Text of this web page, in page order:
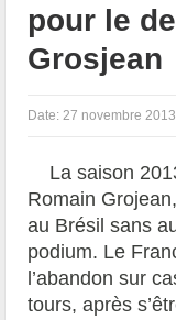
pour le
Grosjean
Date: 27 novembre 2013
La saison
Romain
au Brésil sans
podium. Le
l’abandon sur
tours, après